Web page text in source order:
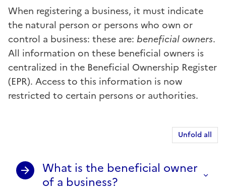
When registering a business, it must indicate
the natural person or persons who own or
control a business: these are: beneficial owners.
All information on these beneficial owners is
centralized in the Beneficial Ownership Register
(EPR). Access to this information is now
restricted to certain persons or authorities.
Unfold all
What is the beneficial owner
of a business?